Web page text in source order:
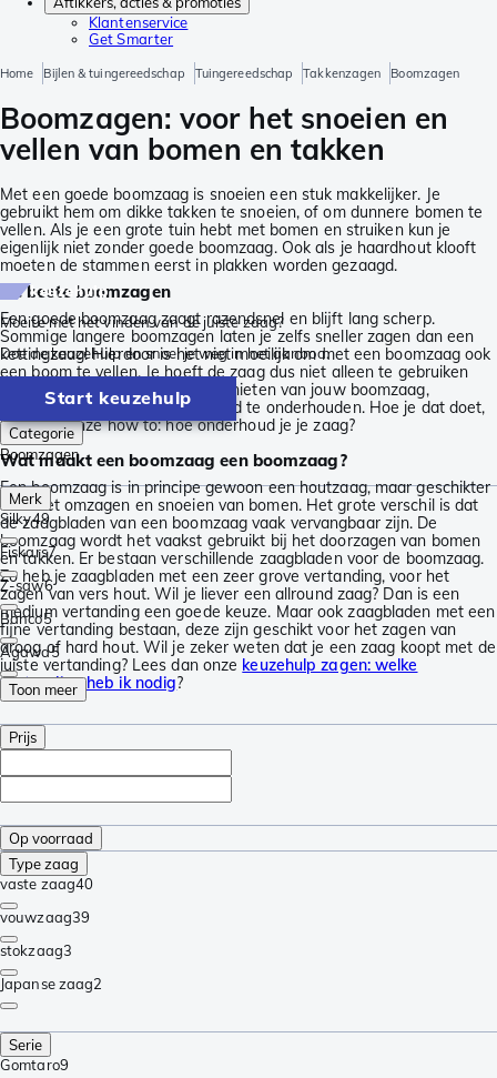
Klantenservice
Get Smarter
Home Bijlen & tuingereedschap Tuingereedschap Takkenzagen Boomzagen
Boomzagen: voor het snoeien en
vellen van bomen en takken
Met een goede boomzaag is snoeien een stuk makkelijker. Je
gebruikt hem om dikke takken te snoeien, of om dunnere bomen te
vellen. Als je een grote tuin hebt met bomen en struiken kun je
eigenlijk niet zonder goede boomzaag. Ook als je haardhout klooft
moeten de stammen eerst in plakken worden gezaagd.
De beste boomzagen
Een goede boomzaag zaagt razendsnel en blijft lang scherp.
Sommige langere boomzagen laten je zelfs sneller zagen dan een
kettingzaag! Hierdoor is het niet moeilijk om met een boomzaag ook
een boom te vellen. Je hoeft de zaag dus niet alleen te gebruiken
voor het snoeien. Om lang te genieten van jouw boomzaag,
adviseren wij je om de zaag goed te onderhouden. Hoe je dat doet,
lees je in onze how to: hoe onderhoud je je zaag?
Wat maakt een boomzaag een boomzaag?
Een boomzaag is in principe gewoon een houtzaag, maar geschikter
voor het omzagen en snoeien van bomen. Het grote verschil is dat
de zaagbladen van een boomzaag vaak vervangbaar zijn. De
boomzaag wordt het vaakst gebruikt bij het doorzagen van bomen
en takken. Er bestaan verschillende zaagbladen voor de boomzaag.
Zo heb je zaagbladen met een zeer grove vertanding, voor het
zagen van vers hout. Wil je liever een allround zaag? Dan is een
medium vertanding een goede keuze. Maar ook zaagbladen met een
fijne vertanding bestaan, deze zijn geschikt voor het zagen van
droog of hard hout. Wil je zeker weten dat je een zaag koopt met de
juiste vertanding? Lees dan onze keuzehulp zagen: welke
vertanding heb ik nodig?
keuzehulp
Moeite met het vinden van de juiste zaag?
Doe de keuzehulp en snoei je weg in het aanbod.
Start keuzehulp
Categorie
Boomzagen
Merk
Silky49
Fiskars7
Z-saw6
Bahco5
Agawa5
Toon meer
Prijs
Op voorraad
Type zaag
vaste zaag40
vouwzaag39
stokzaag3
Japanse zaag2
Serie
Gomtaro9